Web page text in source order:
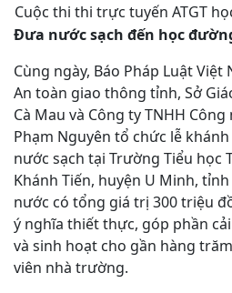
Cuộc thi thi trực tuyến ATGT
Đưa nước sạch đến học
Cùng ngày, Báo Pháp Luật
An toàn giao thông tỉnh, Sở
Cà Mau và Công ty TNHH
Phạm Nguyên tổ chức lễ
nước sạch tại Trường Tiểu học
Khánh Tiến, huyện U Minh,
nước có tổng giá trị 300 triệu
ý nghĩa thiết thực, góp phần
và sinh hoạt cho gần hàng
viên nhà trường.